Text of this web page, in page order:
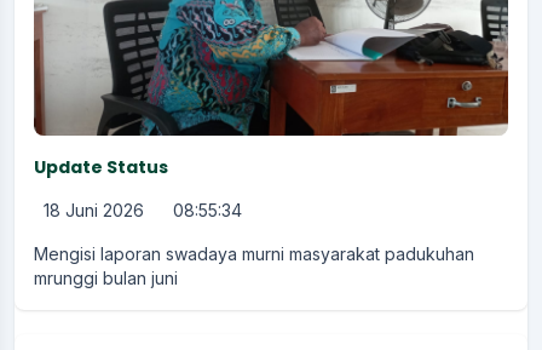
Update Status
18 Juni 2026 08:55:34
Mengisi laporan swadaya murni masyarakat padukuhan
mrunggi bulan juni